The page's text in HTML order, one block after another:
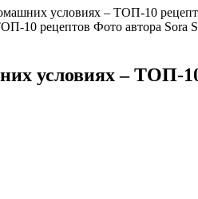
условиях – ТОП-10
Фото автора Sora
условиях – ТОП-